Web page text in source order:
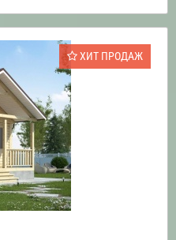
ХИТ ПРОДАЖ